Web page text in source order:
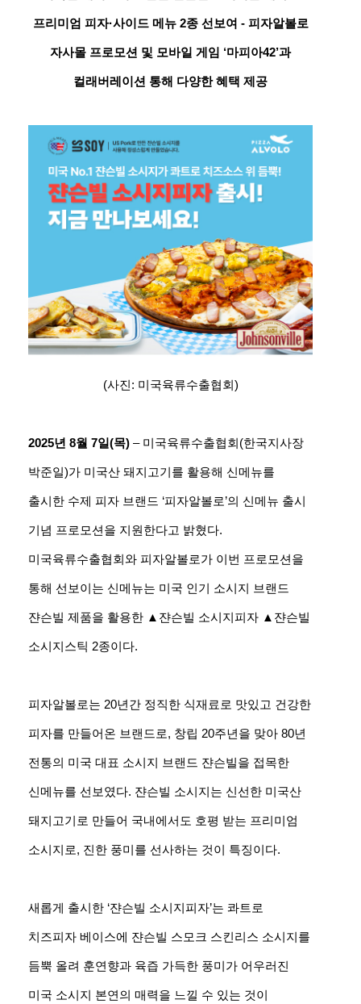
프리미엄 피자·사이드 메뉴 2종 선보여 - 피자알볼로
자사몰 프로모션 및 모바일 게임 ‘마피아42’과
컬래버레이션 통해 다양한 혜택 제공
(사진: 미국육류수출협회)
2025년 8월 7일(목) – 미국육류수출협회(한국지사장
박준일)가 미국산 돼지고기를 활용해 신메뉴를
출시한 수제 피자 브랜드 ‘피자알볼로’의 신메뉴 출시
기념 프로모션을 지원한다고 밝혔다.
미국육류수출협회와 피자알볼로가 이번 프로모션을
통해 선보이는 신메뉴는 미국 인기 소시지 브랜드
쟌슨빌 제품을 활용한 ▲쟌슨빌 소시지피자 ▲쟌슨빌
소시지스틱 2종이다.
피자알볼로는 20년간 정직한 식재료로 맛있고 건강한
피자를 만들어온 브랜드로, 창립 20주년을 맞아 80년
전통의 미국 대표 소시지 브랜드 쟌슨빌을 접목한
신메뉴를 선보였다. 쟌슨빌 소시지는 신선한 미국산
돼지고기로 만들어 국내에서도 호평 받는 프리미엄
소시지로, 진한 풍미를 선사하는 것이 특징이다.
새롭게 출시한 ‘쟌슨빌 소시지피자’는 콰트로
치즈피자 베이스에 쟌슨빌 스모크 스킨리스 소시지를
듬뿍 올려 훈연향과 육즙 가득한 풍미가 어우러진
미국 소시지 본연의 매력을 느낄 수 있는 것이